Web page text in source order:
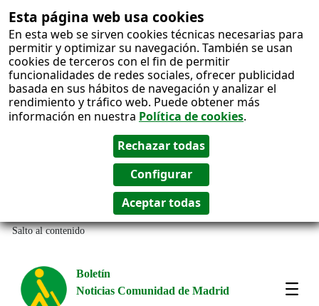
Esta página web usa cookies
En esta web se sirven cookies técnicas necesarias para
permitir y optimizar su navegación. También se usan
cookies de terceros con el fin de permitir
funcionalidades de redes sociales, ofrecer publicidad
basada en sus hábitos de navegación y analizar el
rendimiento y tráfico web. Puede obtener más
información en nuestra Política de cookies.
Salto al contenido
Boletín
Noticias Comunidad de Madrid